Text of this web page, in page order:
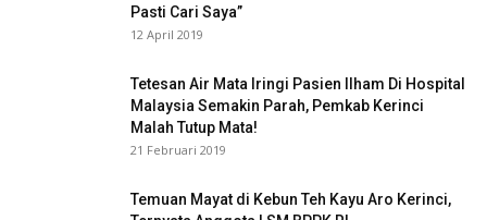
Pasti Cari Saya”
12 April 2019
Tetesan Air Mata Iringi Pasien Ilham Di Hospital
Malaysia Semakin Parah, Pemkab Kerinci
Malah Tutup Mata!
21 Februari 2019
Temuan Mayat di Kebun Teh Kayu Aro Kerinci,